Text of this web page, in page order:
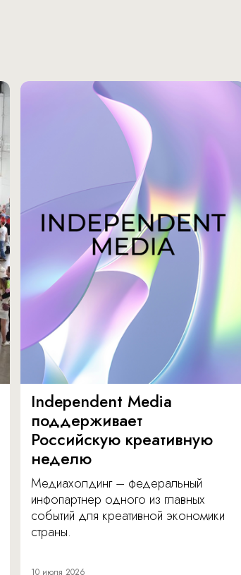
Independent Media
поддерживает
Российскую креативную
неделю
Медиахолдинг – федеральный
инфопартнер одного из главных
событий для креативной экономики
страны.